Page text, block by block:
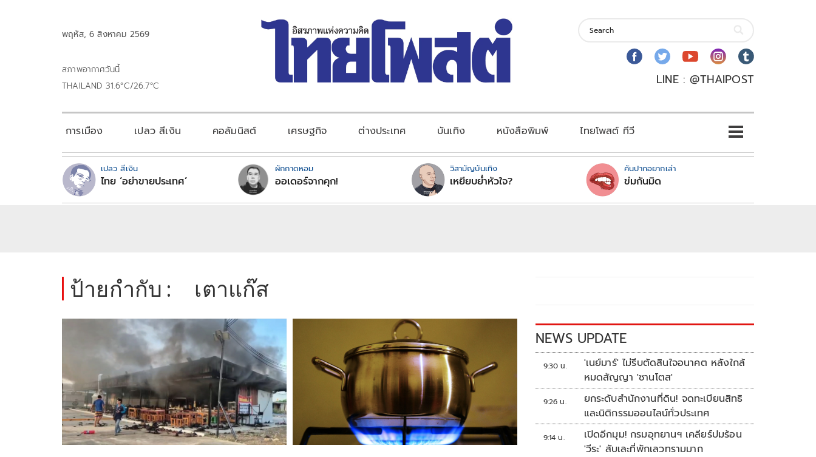
พฤหัส, 6 สิงหาคม 2569
สภาพอากาศวันนี้
THAILAND 31.6°C/26.7°C
LINE : @THAIPOST
การเมือง เปลว สีเงิน คอลัมนิสต์ เศรษฐกิจ ต่างประเทศ บันเทิง หนังสือพิมพ์ ไทยโพสต์ ทีวี
เปลว สีเงิน
ไทย ‘อย่าขายประเทศ’
ผักกาดหอม
ออเดอร์จากคุก!
วิสามัญบันเทิง
เหยียบย่ำหัวใจ?
คันปากอยากเล่า
ข่มกันมิด
ป้ายกำกับ : เตาแก๊ส
NEWS UPDATE
9:30 น.
'เนย์มาร์' ไม่รีบตัดสินใจอนาคต หลังใกล้
หมดสัญญา 'ซานโตส'
9:26 น.
ยกระดับสำนักงานที่ดิน! จดทะเบียนสิทธิ
และนิติกรรมออนไลน์ทั่วประเทศ
9:14 น.
เปิดอีกมุม! กรมอุทยานฯ เคลียร์ปมร้อน
'วีระ' สับเละที่พักเลวทรามมาก